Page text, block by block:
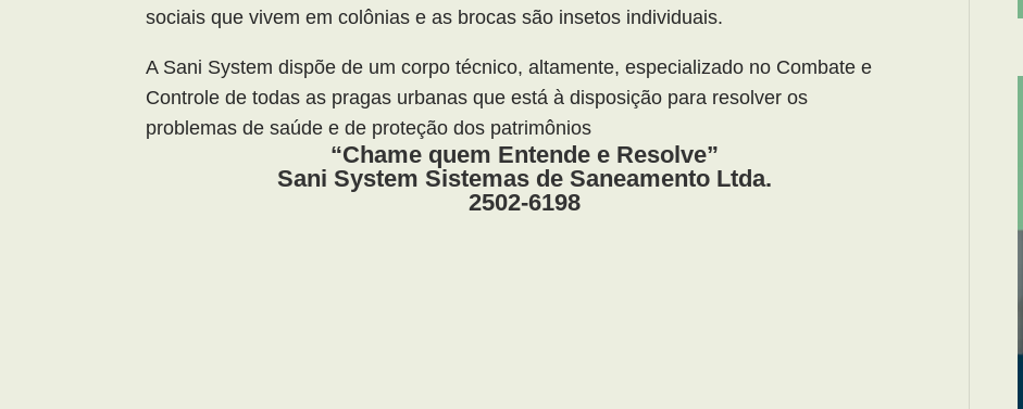
sociais que vivem em colônias e as brocas são insetos individuais.
A Sani System dispõe de um corpo técnico, altamente, especializado no Combate e
Controle de todas as pragas urbanas que está à disposição para resolver os
problemas de saúde e de proteção dos patrimônios
“Chame quem Entende e Resolve”
Sani System Sistemas de Saneamento Ltda.
2502-6198